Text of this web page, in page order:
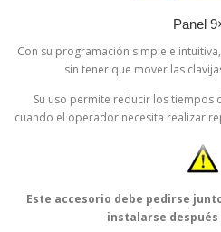
Panel
Con su programación simple e
sin tener que mover las
Su uso permite reducir los tiempos
cuando el operador necesita realizar
Este accesorio debe pedirse
instalarse después